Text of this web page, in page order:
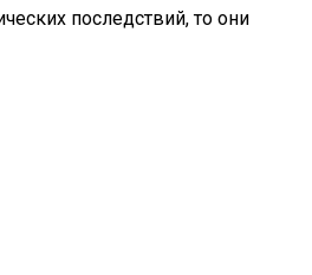
последствий, то они